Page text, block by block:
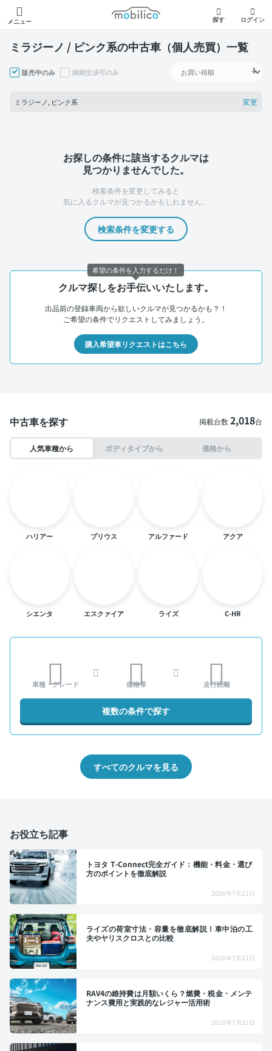
メニュー
モビリコ
探す ログイン
ミラジーノ / ピンク系の中古車（個人売買）一覧
販売中のみ 納期交渉可のみ
ミラジーノ, ピンク系 変更
お探しの条件に該当するクルマは
見つかりませんでした。
検索条件を変更してみると
気に入るクルマが見つかるかもしれません。
検索条件を変更する
クルマ探しをお手伝いいたします。
出品前の登録車両から欲しいクルマが見つかるかも？！
ご希望の条件でリクエストしてみましょう。
購入希望車リクエストはこちら
中古車を探す 掲載台数2,018台
人気車種から ボディタイプから 価格から
ハリアー プリウス アルファード アクア
シエンタ エスクァイア ライズ C-HR
車種・グレード 価格帯 走行距離
複数の条件で探す
すべてのクルマを見る
お役立ち記事
トヨタ T-Connect完全ガイド：機能・料金・選び
方のポイントを徹底解説
2026年7月21日
ライズの荷室寸法・容量を徹底解説！車中泊の工
夫やヤリスクロスとの比較
2026年7月21日
RAV4の維持費は月額いくら？燃費・税金・メンテ
ナンス費用と実践的なレジャー活用術
2026年7月21日
希望の条件を入力するだけ！